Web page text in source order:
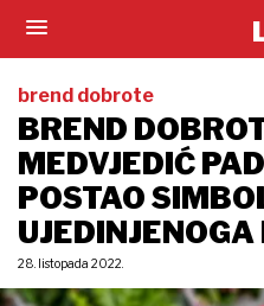
brend dobrote
BREND
MEDVJEDIĆ
POSTAO
28. listopada 2022.